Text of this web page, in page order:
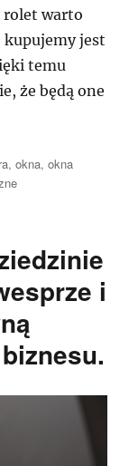
rolet warto
kupujemy jest
temu
że będą one
,okna,okna
i